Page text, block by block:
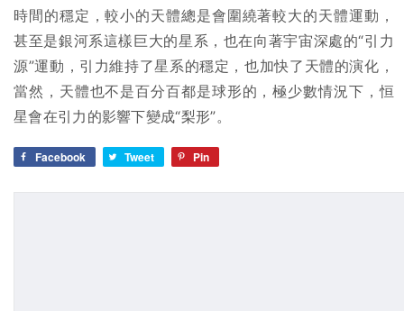
時間的穩定，較小的天體總是會圍繞著較大的天體運動，
甚至是銀河系這樣巨大的星系，也在向著宇宙深處的“引力
源”運動，引力維持了星系的穩定，也加快了天體的演化，
當然，天體也不是百分百都是球形的，極少數情況下，恒
星會在引力的影響下變成“梨形”。
Facebook Tweet Pin